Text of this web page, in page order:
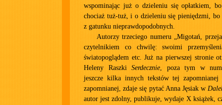
wspominając już o dzieleniu się opłatkiem,
chociaż tuż-tuż, i o dzieleniu się pieniędzmi, bo
z gatunku nieprawdopodobnych.
Autorzy trzeciego numeru „Migotań,
czytelnikiem co chwilę: swoimi
światopoglądem etc. Już na pierwszej stronie
Heleny RaszkiSerdecznie, poza tym w
jeszcze kilka innych tekstów tej zapomnianej
zapomnianej, zdaje się pytać Anna Jęsiak w
autor jest zdolny, publikuje, wydaje X książek,